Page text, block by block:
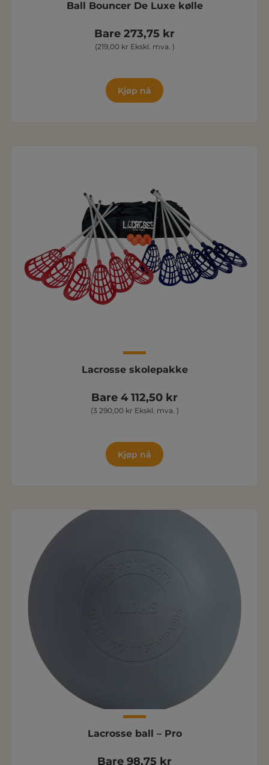
Ball Bouncer De Luxe kølle
Bare 273,75 kr
(219,00 kr Ekskl. mva. )
Kjøp nå
Lacrosse skolepakke
Bare 4 112,50 kr
(3 290,00 kr Ekskl. mva. )
Kjøp nå
Lacrosse ball – Pro
Bare 98,75 kr